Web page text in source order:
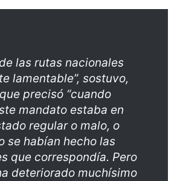
las rutas nacionales
lamentable”, sostuvo,
precisó “cuando
mandato estaba en
regular o malo, o
se habían hecho las
que correspondía. Pero
deteriorado muchísimo